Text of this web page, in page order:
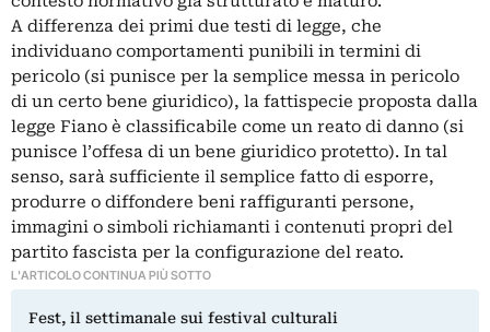
A differenza dei primi due testi di legge, che
individuano comportamenti punibili in termini di
pericolo (si punisce per la semplice messa in pericolo
di un certo bene giuridico), la fattispecie proposta dalla
legge Fiano è classificabile come un reato di danno (si
punisce l’offesa di un bene giuridico protetto). In tal
senso, sarà sufficiente il semplice fatto di esporre,
produrre o diffondere beni raffiguranti persone,
immagini o simboli richiamanti i contenuti propri del
partito fascista per la configurazione del reato.
L'ARTICOLO CONTINUA PIÙ SOTTO
Fest, il settimanale sui festival culturali